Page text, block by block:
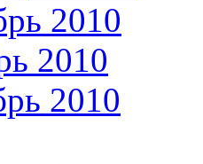
2010
2010
2010